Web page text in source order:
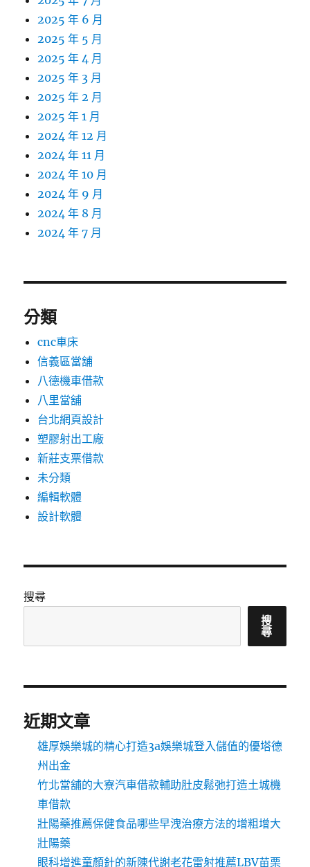
2025 年 6 月
2025 年 5 月
2025 年 4 月
2025 年 3 月
2025 年 2 月
2025 年 1 月
2024 年 12 月
2024 年 11 月
2024 年 10 月
2024 年 9 月
2024 年 8 月
2024 年 7 月
分類
cnc車床
信義區當舖
八德機車借款
八里當舖
台北網頁設計
塑膠射出工廠
新莊支票借款
未分類
編輯軟體
設計軟體
搜尋
搜
尋
近期文章
雄厚娛樂城的精心打造3a娛樂城登入儲值的優塔德
州出金
竹北當舖的大寮汽車借款輔助肚皮鬆弛打造土城機
車借款
壯陽藥推薦保健食品哪些早洩治療方法的增粗增大
壯陽藥
眼科增進童顏針的新陳代謝老花雷射推薦LBV苗栗